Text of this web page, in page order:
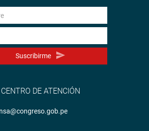
Suscribirme
CENTRO DE ATENCIÓN